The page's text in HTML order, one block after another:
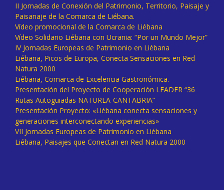
II Jornadas de Conexión del Patrimonio, Territorio, Paisaje y
Paisanaje de la Comarca de Liébana.
Vídeo promocional de la Comarca de Liébana
Vídeo Solidario Liébana con Ucrania: “Por un Mundo Mejor”
IV Jornadas Europeas de Patrimonio en Liébana
Liébana, Picos de Europa, Conecta Sensaciones en Red
Natura 2000
Liébana, Comarca de Excelencia Gastronómica.
Presentación del Proyecto de Cooperación LEADER “36
Rutas Autoguiadas NATUREA-CANTABRIA”
Presentación Proyecto: «Liébana conecta sensaciones y
generaciones interconectando experiencias»
VII Jornadas Europeas de Patrimonio en Liébana
Liébana, Paisajes que Conectan en Red Natura 2000